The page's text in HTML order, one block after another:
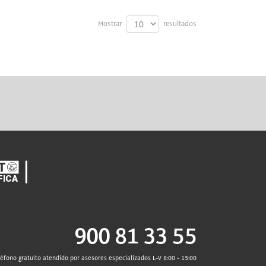
Mostrar resultados
900 81 33 55
gratuito atendido por asesores especializados L-V 8:00 - 15:00